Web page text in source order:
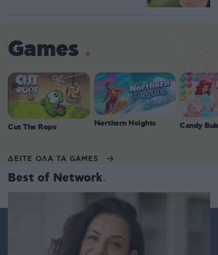
Games
Cut The Rope Northern Heights Candy
ΔΕΙΤΕ ΟΛΑ ΤΑ GAMES
Best of Network